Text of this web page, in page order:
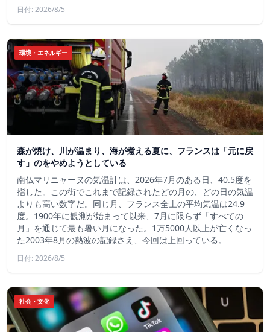
日付: 2026/8/5
環境・エネルギー
森が焼け、川が温まり、海が煮える夏に、フランスは「元に戻
す」のをやめようとしている
南仏マリニャーヌの気温計は、2026年7月のある日、40.5度を
指した。この街でこれまで記録されたどの月の、どの日の気温
よりも高い数字だ。同じ月、フランス全土の平均気温は24.9
度。1900年に観測が始まって以来、7月に限らず「すべての
月」を通じて最も暑い月になった。1万5000人以上が亡くなっ
た2003年8月の熱波の記録さえ、今回は上回っている。
日付: 2026/8/5
社会・文化